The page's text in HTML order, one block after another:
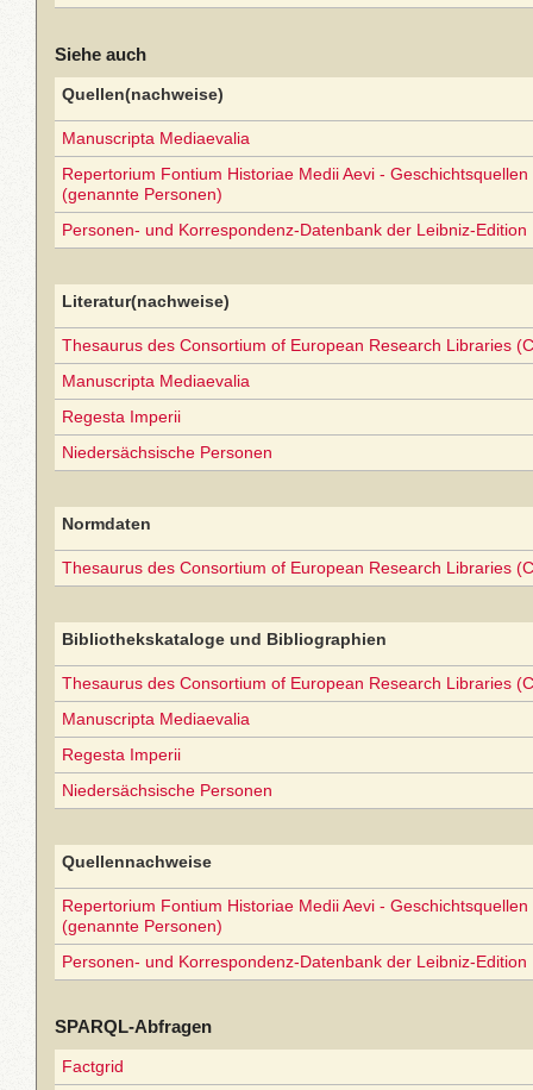
Siehe auch
Quellen(nachweise)
Manuscripta Mediaevalia
Repertorium Fontium Historiae Medii Aevi -
(genannte Personen)
Personen- und Korrespondenz-Datenbank der Leibniz-Edition
Literatur(nachweise)
Thesaurus des Consortium of European Research Libraries
Manuscripta Mediaevalia
Regesta Imperii
Niedersächsische Personen
Normdaten
Thesaurus des Consortium of European Research Libraries
Bibliothekskataloge und Bibliographien
Thesaurus des Consortium of European Research Libraries
Manuscripta Mediaevalia
Regesta Imperii
Niedersächsische Personen
Quellennachweise
Repertorium Fontium Historiae Medii Aevi -
(genannte Personen)
Personen- und Korrespondenz-Datenbank der Leibniz-Edition
SPARQL-Abfragen
Factgrid